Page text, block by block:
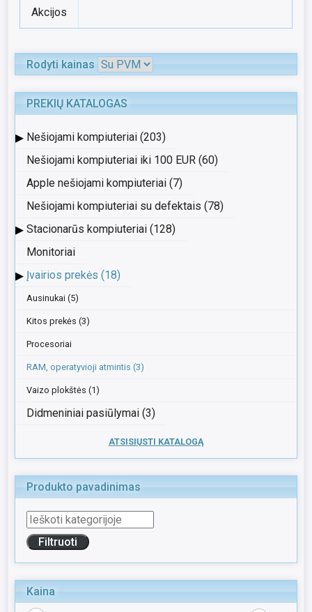
Akcijos
Rodyti kainas
PREKIŲ KATALOGAS
▸ Nešiojami kompiuteriai (203)
Nešiojami kompiuteriai iki 100 EUR (60)
Apple nešiojami kompiuteriai (7)
Nešiojami kompiuteriai su defektais (78)
▸ Stacionarūs kompiuteriai (128)
Monitoriai
▸ Įvairios prekės (18)
Ausinukai (5)
Kitos prekės (3)
Procesoriai
RAM, operatyvioji atmintis (3)
Vaizo plokštės (1)
Didmeniniai pasiūlymai (3)
ATSISIŲSTI KATALOGĄ
Produkto pavadinimas
Kaina